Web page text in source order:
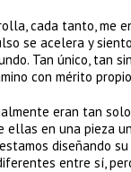
cada tanto, me
se acelera y
Tan único, tan
con mérito
eran tan
ellas en una pieza
diseñando
entre sí,